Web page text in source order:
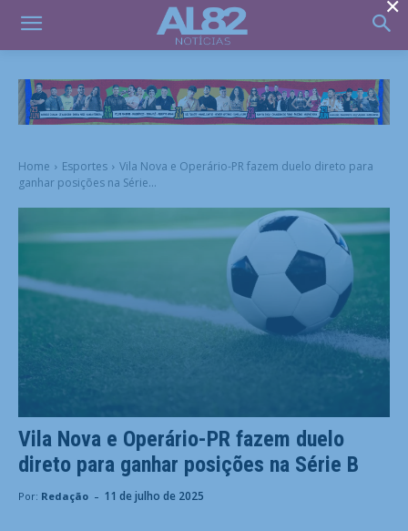
Home Esportes
Vila Nova e Operário-PR fazem duelo direto para
ganhar posições na Série...
Vila Nova e Operário-PR fazem duelo
direto para ganhar posições na Série B
Por: Redação - 11 de julho de 2025